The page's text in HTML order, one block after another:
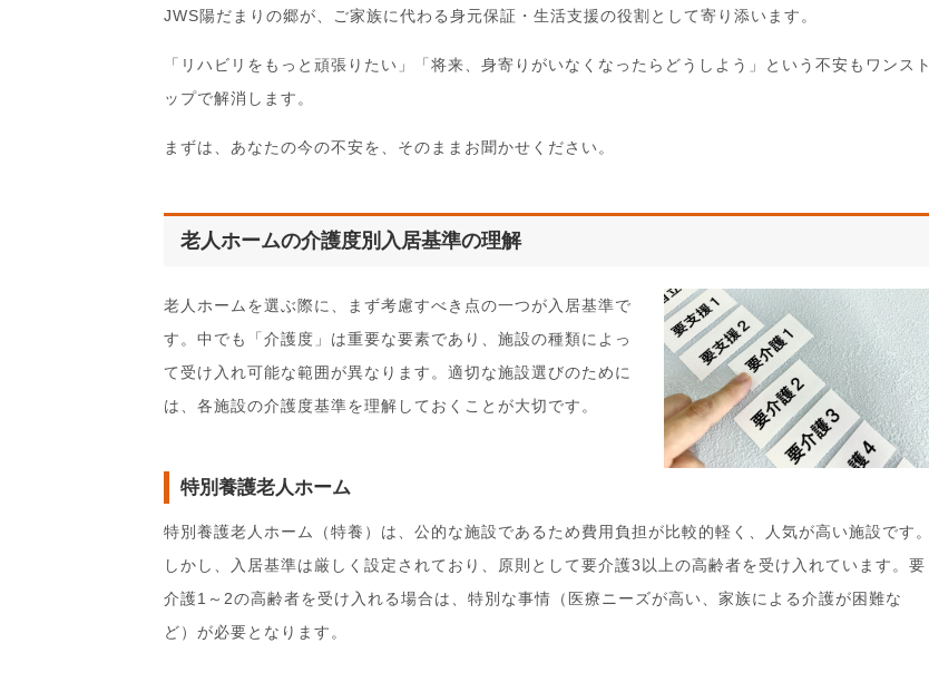
JWS陽だまりの郷が、ご家族に代わる身元保証・生活支援の役割として寄り添います。
「リハビリをもっと頑張りたい」「将来、身寄りがいなくなったらどうしよう」という不安もワンスト
ップで解消します。
まずは、あなたの今の不安を、そのままお聞かせください。
老人ホームの介護度別入居基準の理解
老人ホームを選ぶ際に、まず考慮すべき点の一つが入居基準で
す。中でも「介護度」は重要な要素であり、施設の種類によっ
て受け入れ可能な範囲が異なります。適切な施設選びのために
は、各施設の介護度基準を理解しておくことが大切です。
特別養護老人ホーム
特別養護老人ホーム（特養）は、公的な施設であるため費用負担が比較的軽く、人気が高い施設です。
しかし、入居基準は厳しく設定されており、原則として要介護3以上の高齢者を受け入れています。要
介護1～2の高齢者を受け入れる場合は、特別な事情（医療ニーズが高い、家族による介護が困難な
ど）が必要となります。